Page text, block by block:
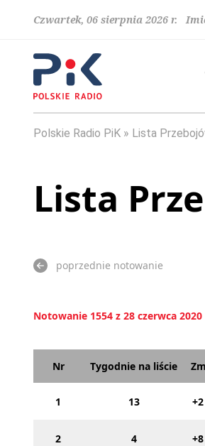
Czwartek, 06 sierpnia 2026 r.
Polskie Radio PiK Lista
Lista
poprzednie notowanie
Notowanie 1554 z 28 czerwca
Nr Tygodnie na liście
1 13 +2
2 4 +8